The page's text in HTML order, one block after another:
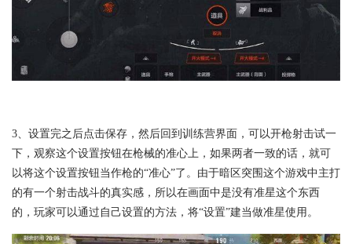
3、设置完之后点击保存，然后回到训练营界面，可以开枪射击试一
下，观察这个设置按钮在枪械的准心上，如果两者一致的话，就可
以将这个设置按钮当作枪的“准心”了。由于暗区突围这个游戏中主打
的有一个射击战斗的真实感，所以在画面中是没有准星这个东西
的，玩家可以通过自己设置的方法，将“设置”建当做准星使用。